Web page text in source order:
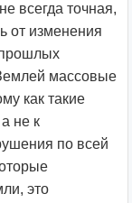
всегда точная,
от изменения
прошлых
массовые
как такие
не к
по всей
это